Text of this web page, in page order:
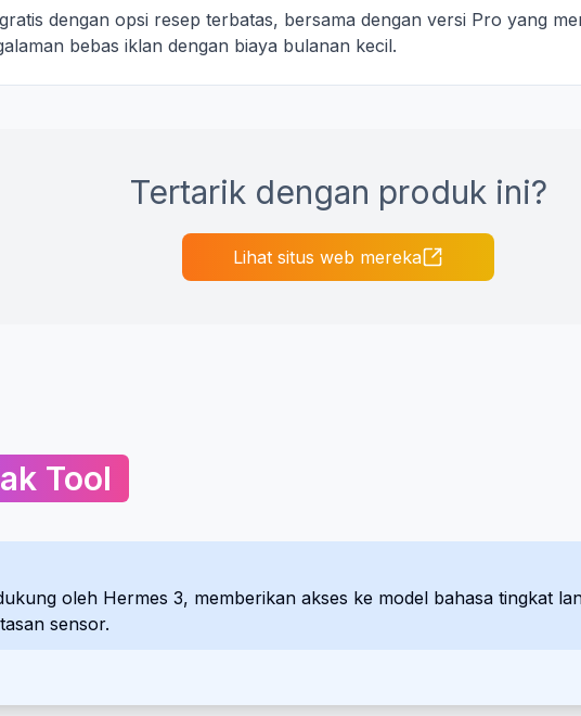
dengan opsi resep terbatas, bersama dengan versi Pro yang
bebas iklan dengan biaya bulanan kecil.
Tertarik dengan produk ini?
Lihat situs web mereka
Tool
oleh Hermes 3, memberikan akses ke model bahasa tingkat
sensor.